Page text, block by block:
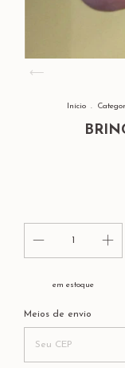
Início .
em estoque
Entregas para o CEP:
Meios de envio